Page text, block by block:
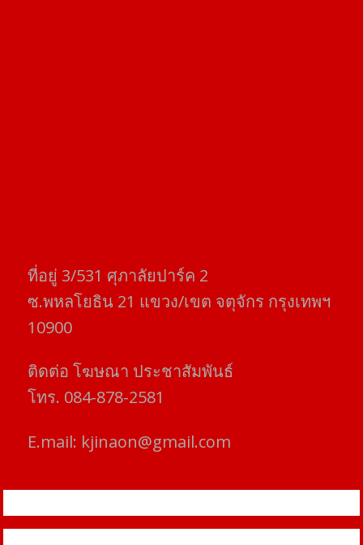
ที่อยู่​ 3/531​ ศุภาลัยปาร์ค​ 2
ซ.พหลโยธิน​ 21​ แขวง/เขต​ จตุจักร​ กรุงเทพฯ
10900
ติดต่อ​ โฆษณา​ ประชาสัมพันธ์
โทร​. 084-878-2581
E.mail: kjinaon@gmail.com